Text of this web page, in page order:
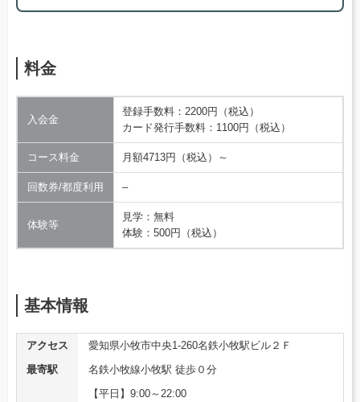
料金
入会金
登録手数料：2200円（税込）
カード発行手数料：1100円（税込）
コース料金 月額4713円（税込）～
回数券/都度利用 –
体験等
見学：無料
体験：500円（税込）
基本情報
アクセス
愛知県小牧市中央1-260名鉄小牧駅ビル２Ｆ
最寄駅
名鉄小牧線小牧駅 徒歩０分
【平日】9:00～22:00